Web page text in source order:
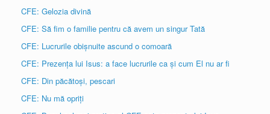
CFE: Gelozia divină
CFE: Să fim o familie pentru că avem un singur Tată
CFE: Lucrurile obișnuite ascund o comoară
CFE: Prezența lui Isus: a face lucrurile ca și cum El nu ar fi
CFE: Din păcătoși, pescari
CFE: Nu mă opriți